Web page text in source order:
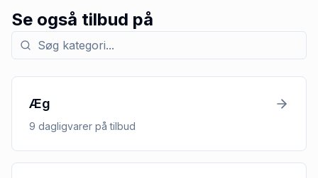
Se også tilbud på
Søg efter kategori med tilbud
Æg
9 dagligvarer på tilbud